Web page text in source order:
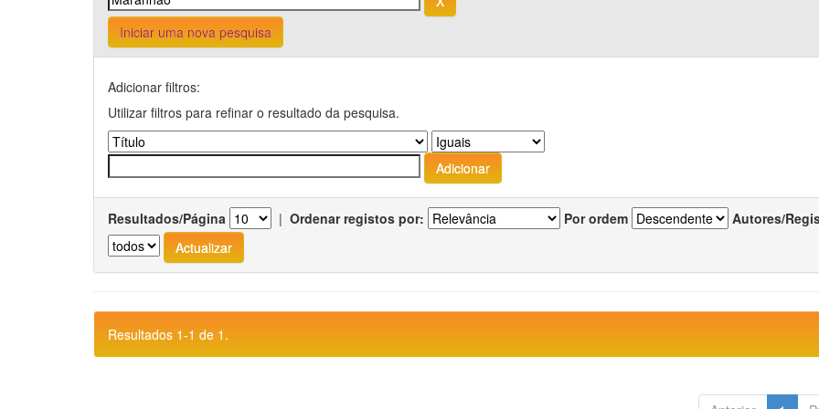
Iniciar uma nova pesquisa
Adicionar filtros:
Utilizar filtros para refinar o resultado da pesquisa.
Resultados/Página | Ordenar registos por: Por ordem Autores/
Resultados 1-1 de 1.